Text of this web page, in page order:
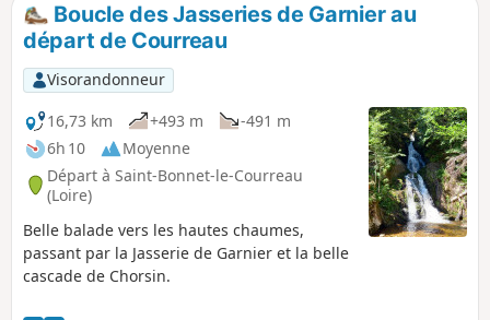
Boucle des Jasseries de Garnier au
départ de Courreau
Visorandonneur
16,73 km
+493 m
-491 m
6h 10
Moyenne
Départ à Saint-Bonnet-le-Courreau
(Loire)
Belle balade vers les hautes chaumes,
passant par la Jasserie de Garnier et la belle
cascade de Chorsin.